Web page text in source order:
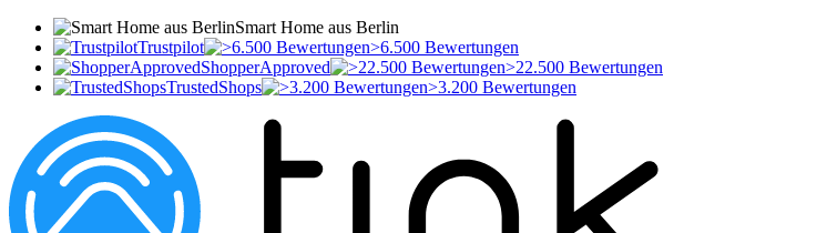
Smart Home aus Berlin
Trustpilot
>6.500 Bewertungen
ShopperApproved
>22.500 Bewertungen
TrustedShops
>3.200 Bewertungen